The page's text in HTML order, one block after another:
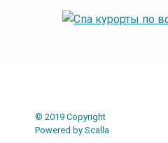
© 2019 Copyright
Powered by Scalla